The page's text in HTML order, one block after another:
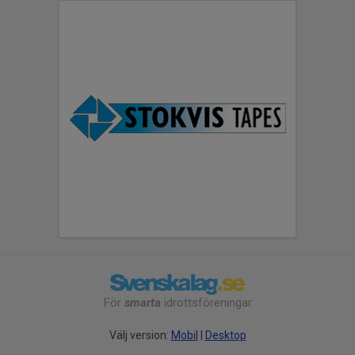
För smarta idrottsföreningar
Välj version: Mobil Desktop